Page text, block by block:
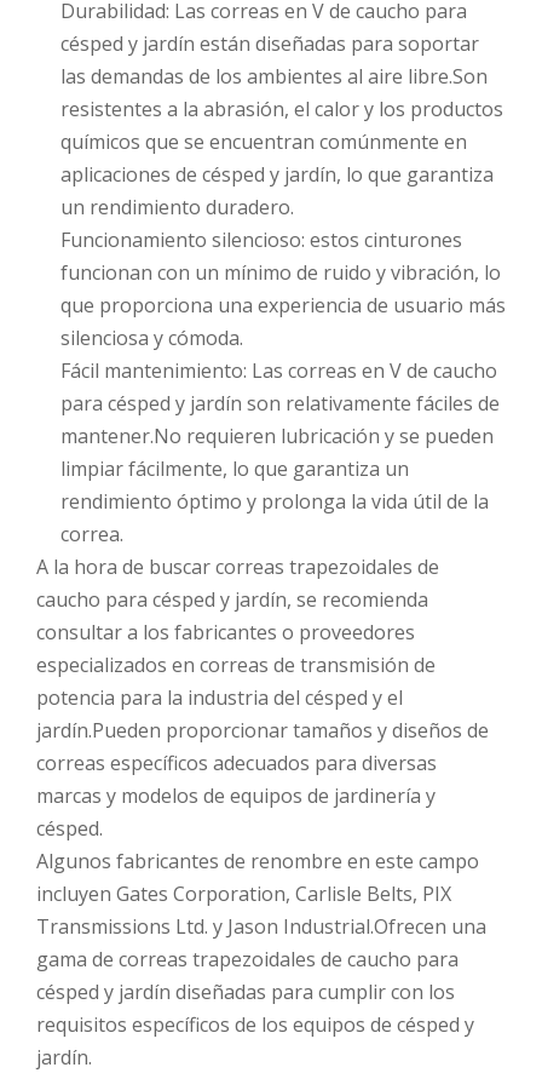
Durabilidad: Las correas en V de caucho para
césped y jardín están diseñadas para soportar
las demandas de los ambientes al aire libre.Son
resistentes a la abrasión, el calor y los productos
químicos que se encuentran comúnmente en
aplicaciones de césped y jardín, lo que garantiza
un rendimiento duradero.
Funcionamiento silencioso: estos cinturones
funcionan con un mínimo de ruido y vibración, lo
que proporciona una experiencia de usuario más
silenciosa y cómoda.
Fácil mantenimiento: Las correas en V de caucho
para césped y jardín son relativamente fáciles de
mantener.No requieren lubricación y se pueden
limpiar fácilmente, lo que garantiza un
rendimiento óptimo y prolonga la vida útil de la
correa.
A la hora de buscar correas trapezoidales de
caucho para césped y jardín, se recomienda
consultar a los fabricantes o proveedores
especializados en correas de transmisión de
potencia para la industria del césped y el
jardín.Pueden proporcionar tamaños y diseños de
correas específicos adecuados para diversas
marcas y modelos de equipos de jardinería y
césped.
Algunos fabricantes de renombre en este campo
incluyen Gates Corporation, Carlisle Belts, PIX
Transmissions Ltd. y Jason Industrial.Ofrecen una
gama de correas trapezoidales de caucho para
césped y jardín diseñadas para cumplir con los
requisitos específicos de los equipos de césped y
jardín.